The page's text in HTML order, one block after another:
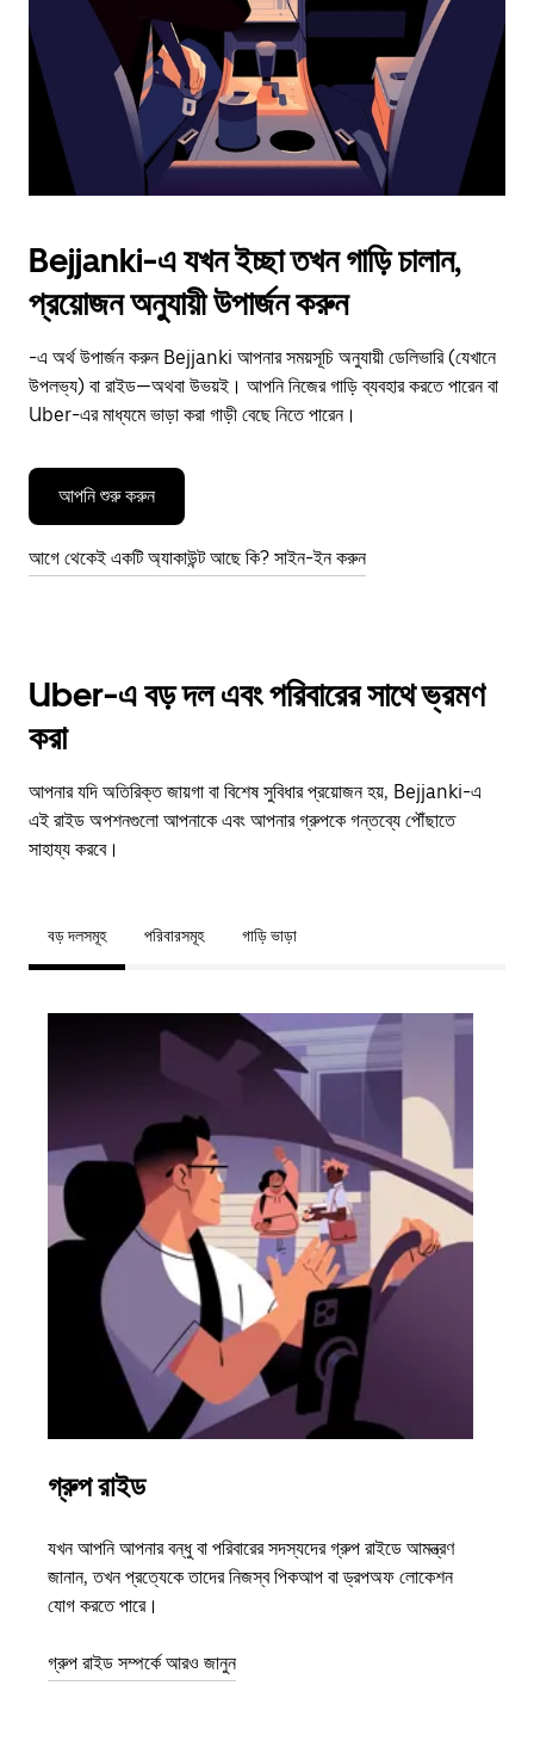
the
calendar.
Bejjanki-এ যখন ইচ্ছা তখন গাড়ি চালান,
প্রয়োজন অনুযায়ী উপার্জন করুন
-এ অর্থ উপার্জন করুন Bejjanki আপনার সময়সূচি অনুযায়ী ডেলিভারি (যেখানে
উপলভ্য) বা রাইড—অথবা উভয়ই। আপনি নিজের গাড়ি ব্যবহার করতে পারেন বা
Uber-এর মাধ্যমে ভাড়া করা গাড়ী বেছে নিতে পারেন।
আপনি শুরু করুন
আগে থেকেই একটি অ্যাকাউন্ট আছে কি? সাইন-ইন করুন
Uber-এ বড় দল এবং পরিবারের সাথে ভ্রমণ
করা
আপনার যদি অতিরিক্ত জায়গা বা বিশেষ সুবিধার প্রয়োজন হয়, Bejjanki-এ
এই রাইড অপশনগুলো আপনাকে এবং আপনার গ্রুপকে গন্তব্যে পৌঁছাতে
সাহায্য করবে।
বড় দলসমূহ পরিবারসমূহ গাড়ি ভাড়া
গ্রুপ রাইড
যখন আপনি আপনার বন্ধু বা পরিবারের সদস্যদের গ্রুপ রাইডে আমন্ত্রণ
জানান, তখন প্রত্যেকে তাদের নিজস্ব পিকআপ বা ড্রপঅফ লোকেশন
যোগ করতে পারে।
গ্রুপ রাইড সম্পর্কে আরও জানুন